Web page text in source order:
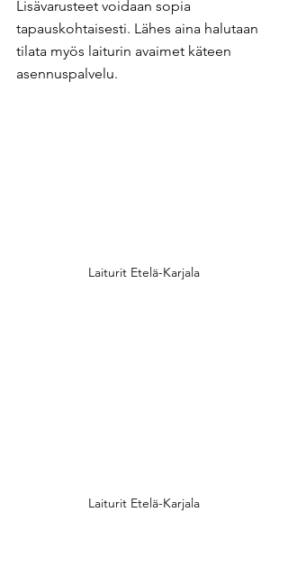
Lisävarusteet voidaan sopia
tapauskohtaisesti. Lähes aina halutaan
tilata myös laiturin avaimet käteen
asennuspalvelu. ​
Laiturit Etelä-Karjala
Laiturit Etelä-Karjala